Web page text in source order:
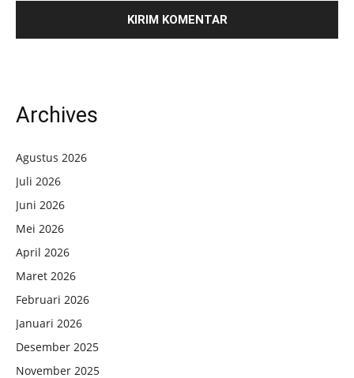
Archives
Agustus 2026
Juli 2026
Juni 2026
Mei 2026
April 2026
Maret 2026
Februari 2026
Januari 2026
Desember 2025
November 2025